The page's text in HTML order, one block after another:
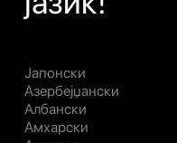
Јапонски
Азербејџански
Албански
Амхарски